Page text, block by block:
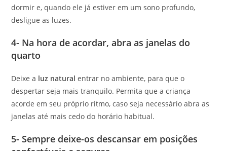
dormir e, quando ele já estiver em um sono profundo,
desligue as luzes.
4- Na hora de acordar, abra as janelas do
quarto
Deixe a luz natural entrar no ambiente, para que o
despertar seja mais tranquilo. Permita que a criança
acorde em seu próprio ritmo, caso seja necessário abra as
janelas até mais cedo do horário habitual.
5- Sempre deixe-os descansar em posições